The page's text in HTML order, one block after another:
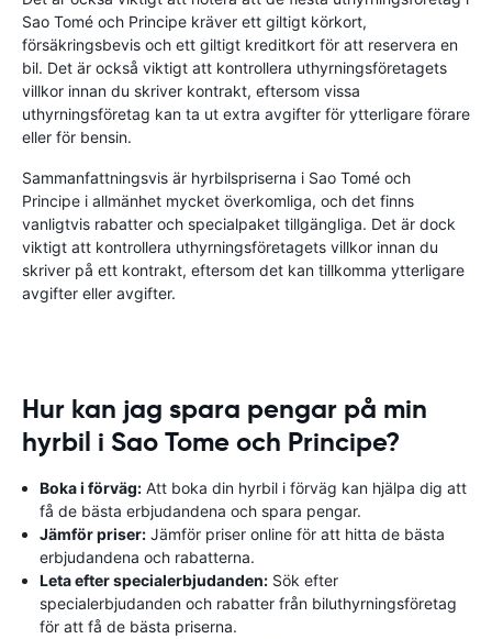
Sao Tomé och Principe kräver ett giltigt körkort,
försäkringsbevis och ett giltigt kreditkort för att reservera en
bil. Det är också viktigt att kontrollera uthyrningsföretagets
villkor innan du skriver kontrakt, eftersom vissa
uthyrningsföretag kan ta ut extra avgifter för ytterligare förare
eller för bensin.
Sammanfattningsvis är hyrbilspriserna i Sao Tomé och
Principe i allmänhet mycket överkomliga, och det finns
vanligtvis rabatter och specialpaket tillgängliga. Det är dock
viktigt att kontrollera uthyrningsföretagets villkor innan du
skriver på ett kontrakt, eftersom det kan tillkomma ytterligare
avgifter eller avgifter.
Hur kan jag spara pengar på min
hyrbil i Sao Tome och Principe?
Boka i förväg: Att boka din hyrbil i förväg kan hjälpa dig att
få de bästa erbjudandena och spara pengar.
Jämför priser: Jämför priser online för att hitta de bästa
erbjudandena och rabatterna.
Leta efter specialerbjudanden: Sök efter
specialerbjudanden och rabatter från biluthyrningsföretag
för att få de bästa priserna.